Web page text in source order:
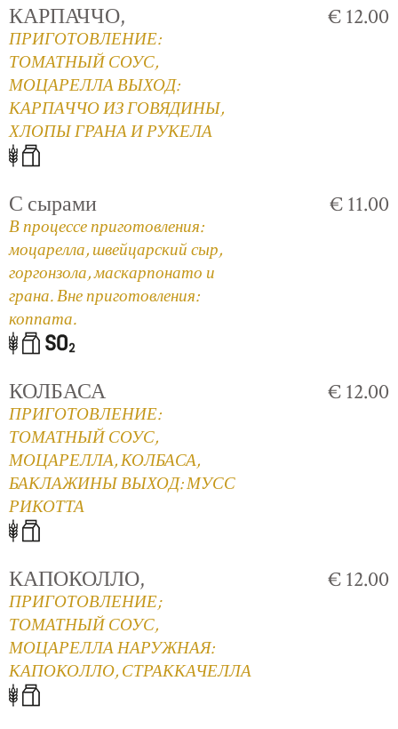
КАРПАЧЧО,
ПРИГОТОВЛЕНИЕ:
ТОМАТНЫЙ СОУС,
МОЦАРЕЛЛА ВЫХОД:
КАРПАЧЧО ИЗ ГОВЯДИНЫ,
ХЛОПЫ ГРАНА И РУКЕЛА
€ 12.00
С сырами
В процессе приготовления:
моцарелла, швейцарский сыр,
горгонзола, маскарпонато и
грана. Вне приготовления:
коппата.
€ 11.00
КОЛБАСА
ПРИГОТОВЛЕНИЕ:
ТОМАТНЫЙ СОУС,
МОЦАРЕЛЛА, КОЛБАСА,
БАКЛАЖИНЫ ВЫХОД: МУСС
РИКОТТА
€ 12.00
КАПОКОЛЛО,
ПРИГОТОВЛЕНИЕ;
ТОМАТНЫЙ СОУС,
МОЦАРЕЛЛА НАРУЖНАЯ:
КАПОКОЛЛО, СТРАККАЧЕЛЛА
€ 12.00